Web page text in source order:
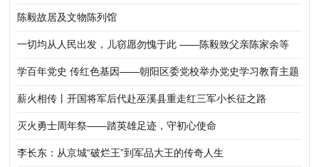
陈毅故居及文物陈列馆
一切均从人民出发，儿窃愿勿愧于此 ——陈毅致父亲陈家余等
学百年党史 传红色基因——朝阳区委党校举办党史学习教育主题
党课暨红色诗歌咏颂会（组图）
薪火相传丨开国将军后代赴巫溪县重走红三军小长征之路
灭火勇士周年祭——踏英雄足迹，守初心使命
李长东：从京城“破烂王”到军品大王的传奇人生